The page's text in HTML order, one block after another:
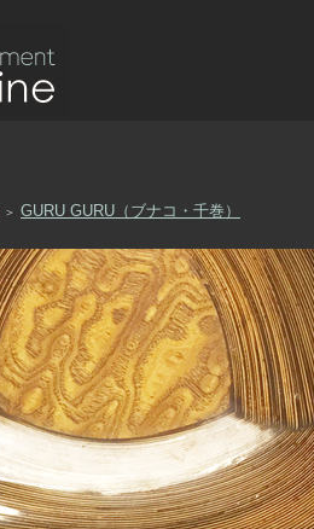
＞ GURU GURU（ブナコ・千巻）